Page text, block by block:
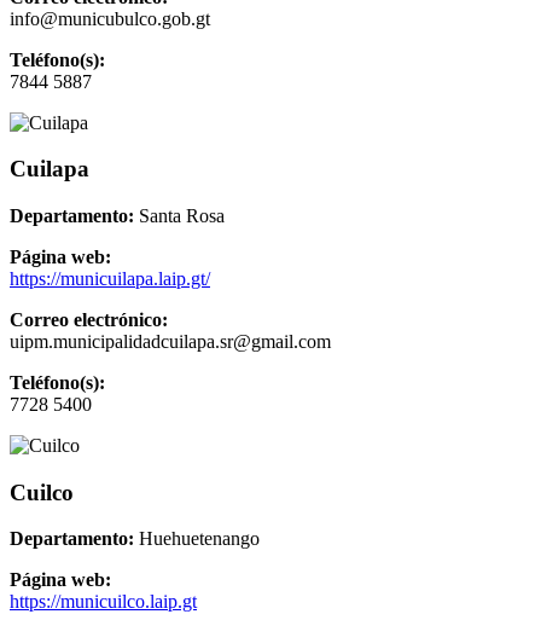
info@municubulco.gob.gt
Teléfono(s):
7844 5887
Cuilapa
Departamento: Santa Rosa
Página web:
https://municuilapa.laip.gt/
Correo electrónico:
uipm.municipalidadcuilapa.sr@gmail.com
Teléfono(s):
7728 5400
Cuilco
Departamento: Huehuetenango
Página web:
https://municuilco.laip.gt